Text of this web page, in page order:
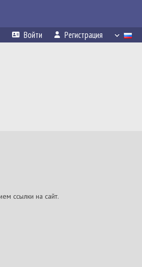
Войти Регистрация
ссылки на сайт.